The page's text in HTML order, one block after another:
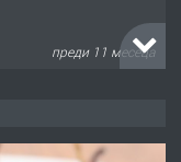
преди 11 месеца